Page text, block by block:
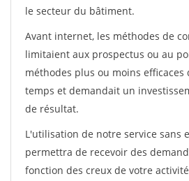
le secteur du bâtiment.
Avant internet, les méthodes de
limitaient aux prospectus ou au
méthodes plus ou moins
temps et demandait un
de résultat.
L'utilisation de notre service sans
permettra de recevoir des
fonction des creux de votre